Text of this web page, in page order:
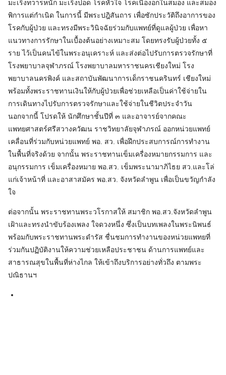
มะเร็งทวารหนัก มะเร็งปอด โรคหัวใจ โรคเนื้องอกในสมอง และสมอง
พิการแต่กำเนิด ในการนี้ มีพระปฎิสันถาร เพื่อซักประวัติถึงอาการของ
โรคกับผู้ป่วย และทรงมีพระวินิจฉัยร่วมกับแพทย์ที่ดูแลผู้ป่วย เพื่อหา
แนวทางการรักษาในเบื้องต้นอย่างเหมาะสม โดยทรงรับผู้ป่วยทั้ง ๕
ราย ไว้เป็นคนไข้ในพระอนุเคราะห์ และส่งต่อไปรับการตรวจรักษาที่
โรงพยาบาลจุฬาภรณ์ โรงพยาบาลมหาราชนครเชียงใหม่ โรง
พยาบาลนครพิงค์ และสถาบันพัฒนาการเด็กราชนครินทร์ เชียงใหม่
พร้อมทั้งพระราชทานเงินให้กับผู้ป่วยเพื่อช่วยเหลือเป็นค่าใช้จ่ายใน
การเดินทางไปรับการตรวจรักษาและใช้จ่ายในชีวิตประจำวัน
นอกจากนี้ โปรดให้ นักศึกษาชั้นปีที่ ๓ และอาจารย์จากคณะ
แพทยศาสตร์ศรีสวางควัฒน ราชวิทยาลัยจุฬาภรณ์ ออกหน่วยแพทย์
เคลื่อนที่ร่วมกับหน่วยแพทย์ พอ. สว. เพื่อฝึกประสบการณ์การทำงาน
ในพื้นที่จริงด้วย จากนั้น พระราชทานเข็มเครื่องหมายกรรมการ และ
อนุกรรมการ เข็มเครื่องหมาย พอ.สว. เข็มพระนามาภิไธย สว.และโล่
แก่เจ้าหน้าที่ และอาสาสมัคร พอ.สว. จังหวัดลำพูน เพื่อเป็นขวัญกำลัง
ใจ
ต่อจากนั้น พระราชทานพระวโรกาสให้ สมาชิก พอ.สว.จังหวัดลำพูน
เฝ้าและทรงนำขับร้องเพลง ใจดวงหนึ่ง ซึ่งเป็นบทเพลงในพระนิพนธ์
พร้อมกับพระราชทานพระดำรัส ชื่นชมการทำงานของหน่วยแพทยที่
ร่วมกันปฏิบัติงานให้ความช่วยเหลือประชาชน ด้านการแพทย์และ
สาธารณสุขในพื้นที่ห่างไกล ให้เข้าถึงบริการอย่างทั่วถึง ตามพระ
ปณิธานฯ